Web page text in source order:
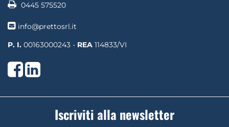
0445 575520
info@prettosrl.it
P. I. 00163000243 - REA 114833/VI
Facebook
LinkedIn
Iscriviti alla newsletter